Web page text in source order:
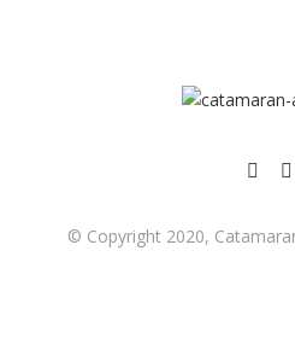
© Copyright 2020,